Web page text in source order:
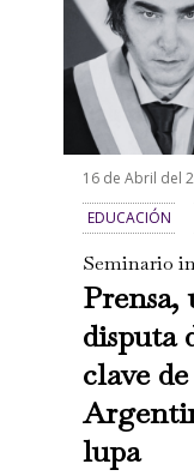
16 de Abril del
EDUCACIÓN
Seminario
Prensa,
disputa
clave
lupa